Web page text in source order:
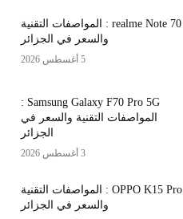
realme Note 70 : المواصفات التقنية
والسعر في الجزائر
5 أغسطس 2026
Samsung Galaxy F70 Pro 5G :
المواصفات التقنية والسعر في
الجزائر
3 أغسطس 2026
OPPO K15 Pro : المواصفات التقنية
والسعر في الجزائر